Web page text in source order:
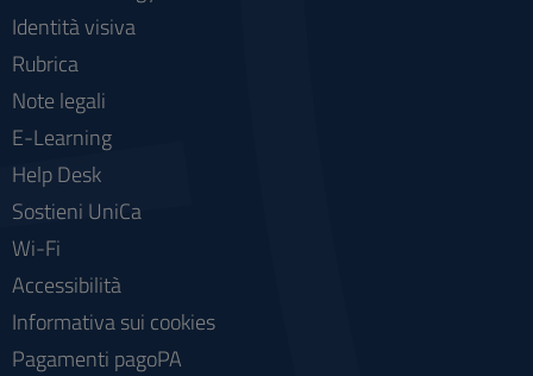
Identità visiva
Rubrica
Note legali
E-Learning
Help Desk
Sostieni UniCa
Wi-Fi
Accessibilità
Informativa sui cookies
Pagamenti pagoPA